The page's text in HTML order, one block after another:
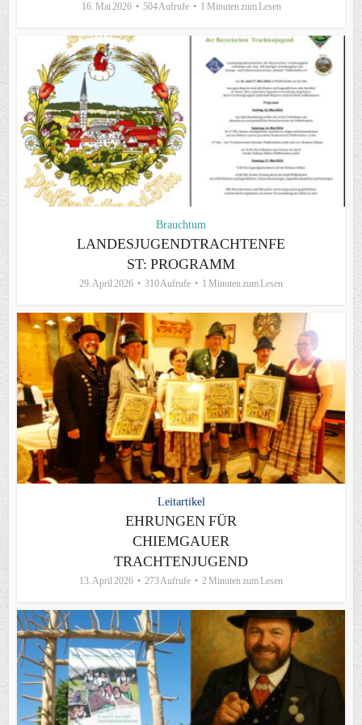
16. Mai 2026 504 Aufrufe 1 Minuten zum Lesen
Brauchtum
LANDESJUGENDTRACHTENFE
ST: PROGRAMM
29. April 2026 310 Aufrufe 1 Minuten zum Lesen
Leitartikel
EHRUNGEN FÜR
CHIEMGAUER
TRACHTENJUGEND
13. April 2026 273 Aufrufe 2 Minuten zum Lesen